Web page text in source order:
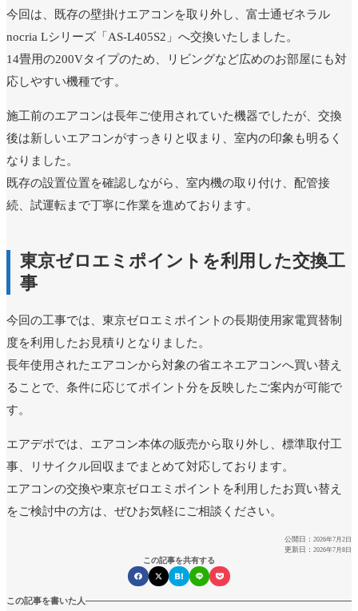
今回は、既存の壁掛けエアコンを取り外し、富士通ゼネラル
nocria Lシリーズ「AS-L405S2」へ交換いたしました。
14畳用の200Vタイプのため、リビングなど広めのお部屋にも対
応しやすい機種です。
施工前のエアコンは長年ご使用されていた機器でしたが、交換
後は新しいエアコンがすっきりと収まり、室内の印象も明るく
なりました。
既存の設置位置を確認しながら、室内機の取り付け、配管接
続、試運転まで丁寧に作業を進めております。
東京ゼロエミポイントを利用した交換工
事
今回の工事では、東京ゼロエミポイントの長期使用家電買替制
度を利用したお見積りとなりました。
長年使用されたエアコンから対象の省エネエアコンへ買い替え
ることで、条件に応じてポイント分を反映したご案内が可能で
す。
エアデポでは、エアコン本体の販売から取り外し、標準取付工
事、リサイクル回収までまとめて対応しております。
エアコンの交換や東京ゼロエミポイントを利用したお買い替え
をご検討中の方は、ぜひお気軽にご相談ください。
公開日： 2026年7月2日
更新日： 2026年7月8日
この記事を共有する
この記事を書いた人
パスワード *
ログイン状態を保存
パスワードをお忘れですか ?